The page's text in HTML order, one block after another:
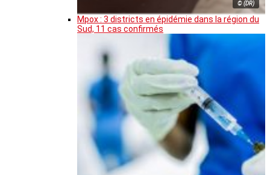
© (DR)
Mpox : 3 districts en épidémie dans la région du
Sud, 11 cas confirmés